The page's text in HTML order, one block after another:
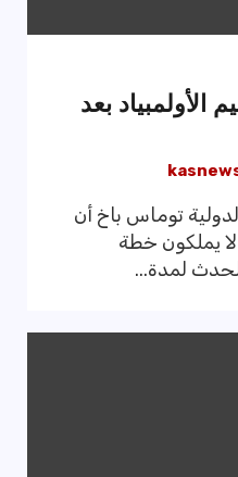
الأولمبياد بعد
توماس باخ أن
لا يملكون خطة
لمدة...